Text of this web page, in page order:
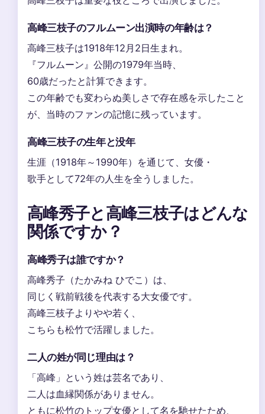
高峰三枝子のフルムーン出演時の年齢は？
高峰三枝子は1918年12月2日生まれ。
『フルムーン』公開の1979年当時、
60歳だったと計算できます。
この年齢でも変わらぬ美しさで存在感を示したこと
が、当時のファンの記憶に残っています。
高峰三枝子の生年と没年
生涯（1918年～1990年）を通じて、女優・
歌手として72年の人生を全うしました。
高峰秀子と高峰三枝子はどんな
関係ですか？
高峰秀子は誰ですか？
高峰秀子（たかみね ひでこ）は、
同じく戦前戦後を代表する大女優です。
高峰三枝子よりやや若く、
こちらも松竹で活躍しました。
二人の姓が同じ理由は？
「高峰」という姓は芸名であり、
二人は血縁関係がありません。
ともに松竹のトップ女優として名を馳せたため、